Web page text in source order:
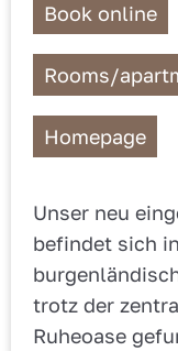
Book online
Rooms/
Homepage
Unser neu
befindet sich
trotz der
Ruheoase